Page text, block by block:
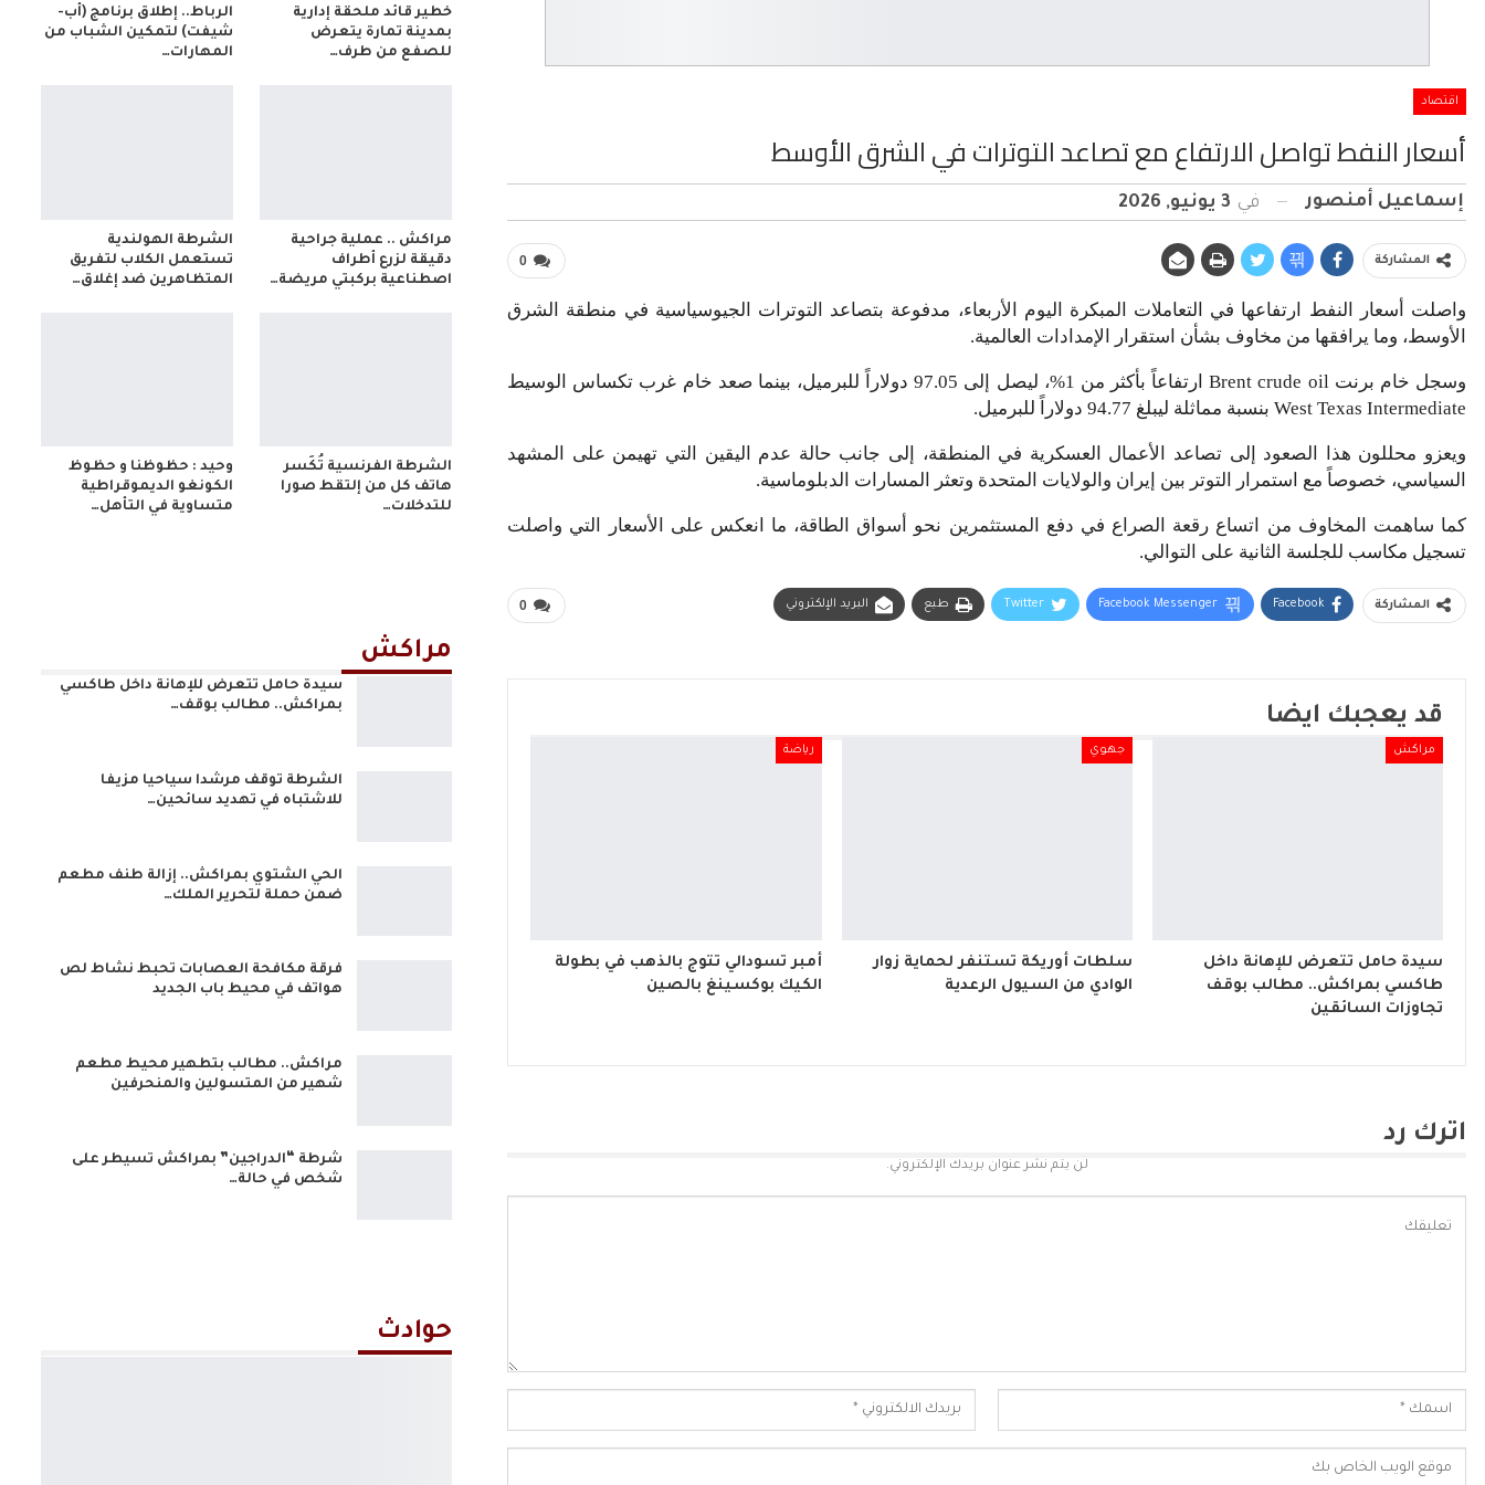
اقتصاد
أسعار النفط تواصل الارتفاع مع تصاعد التوترات في الشرق الأوسط
إسماعيل أمنصور في 3 يونيو, 2026
0 المشاركة
واصلت أسعار النفط ارتفاعها في التعاملات المبكرة اليوم الأربعاء، مدفوعة بتصاعد التوترات الجيوسياسية في منطقة الشرق
الأوسط، وما يرافقها من مخاوف بشأن استقرار الإمدادات العالمية.
وسجل خام برنت Brent crude oil ارتفاعاً بأكثر من 1%، ليصل إلى 97.05 دولاراً للبرميل، بينما صعد خام غرب تكساس الوسيط
West Texas Intermediate بنسبة مماثلة ليبلغ 94.77 دولاراً للبرميل.
ويعزو محللون هذا الصعود إلى تصاعد الأعمال العسكرية في المنطقة، إلى جانب حالة عدم اليقين التي تهيمن على المشهد
السياسي، خصوصاً مع استمرار التوتر بين إيران والولايات المتحدة وتعثر المسارات الدبلوماسية.
كما ساهمت المخاوف من اتساع رقعة الصراع في دفع المستثمرين نحو أسواق الطاقة، ما انعكس على الأسعار التي واصلت
تسجيل مكاسب للجلسة الثانية على التوالي.
0 المشاركة Facebook
Facebook Messenger
Twitter طبع البريد الإلكتروني
قد يعجبك ايضا
مراكش
سيدة حامل تتعرض للإهانة داخل
طاكسي بمراكش.. مطالب بوقف
تجاوزات السائقين
جهوي
سلطات أوريكة تستنفر لحماية زوار
الوادي من السيول الرعدية
رياضة
أمبر تسودالي تتوج بالذهب في بطولة
الكيك بوكسينغ بالصين
اترك رد
لن يتم نشر عنوان بريدك الإلكتروني.
خطير قائد ملحقة إدارية
بمدينة تمارة يتعرض
للصفع من طرف…
الرباط.. إطلاق برنامج (أب-
شيفت) لتمكين الشباب من
المهارات…
مراكش .. عملية جراحية
دقيقة لزرع أطراف
اصطناعية بركبتي مريضة…
الشرطة الهولندية
تستعمل الكلاب لتفريق
المتظاهرين ضد إغلاق…
الشرطة الفرنسية تُكَسر
هاتف كل من إلتقط صورا
للتدخلات…
وحيد : حظوظنا و حظوظ
الكونغو الديموقراطية
متساوية في التأهل…
مراكش
سيدة حامل تتعرض للإهانة داخل طاكسي
بمراكش.. مطالب بوقف…
الشرطة توقف مرشدا سياحيا مزيفا
للاشتباه في تهديد سائحين…
الحي الشتوي بمراكش.. إزالة طنف مطعم
ضمن حملة لتحرير الملك…
فرقة مكافحة العصابات تحبط نشاط لص
هواتف في محيط باب الجديد
مراكش.. مطالب بتطهير محيط مطعم
شهير من المتسولين والمنحرفين
شرطة “الدراجين” بمراكش تسيطر على
شخص في حالة…
حوادث